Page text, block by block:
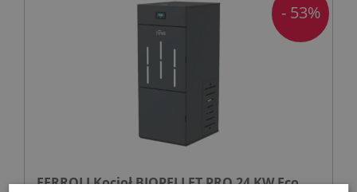
FERROLI Kocioł BIOPELLET PRO 24 KW Eco
- 53%